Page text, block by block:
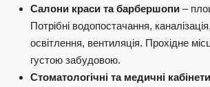
Салони краси та барбершопи –
Потрібні водопостачання,
освітлення, вентиляція. Прохідне
густою забудовою.
Стоматологічні та медичні кабінети